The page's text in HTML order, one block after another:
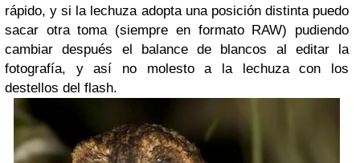
rápido, y si la lechuza adopta una posición distinta puedo
sacar otra toma (siempre en formato RAW) pudiendo
cambiar después el balance de blancos al editar la
fotografía, y así no molesto a la lechuza con los
destellos del flash.